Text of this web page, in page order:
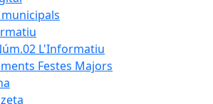
L'Informatiu
Festes Majors